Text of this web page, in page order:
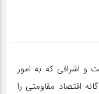
و اشرافی که به امور
کشور داشتند سیاست های ۲۴ گانه اقتصاد مقاومتی را